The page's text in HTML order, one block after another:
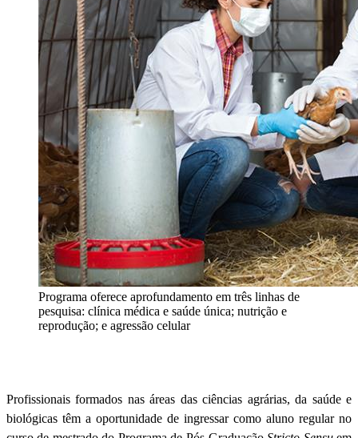
Programa oferece aprofundamento em três linhas de
pesquisa: clínica médica e saúde única; nutrição e
reprodução; e agressão celular
Profissionais formados nas áreas das ciências agrárias, da saúde e
biológicas têm a oportunidade de ingressar como aluno regular no